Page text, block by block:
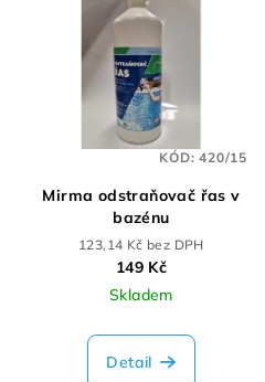
Mirma odstraňovač řas v
bazénu
123,14 Kč bez DPH
149 Kč
Skladem
Detail
KÓD:420/15